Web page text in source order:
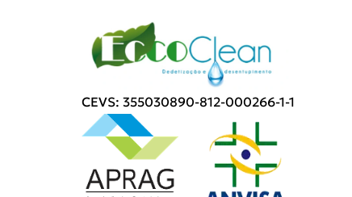
CEVS: 355030890-812-000266-1-1